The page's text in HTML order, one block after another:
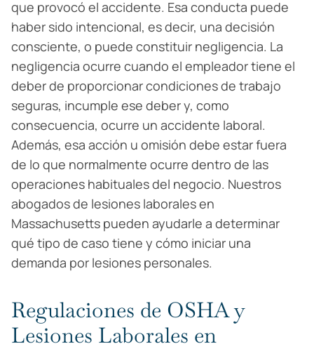
que provocó el accidente. Esa conducta puede
haber sido intencional, es decir, una decisión
consciente, o puede constituir negligencia. La
negligencia ocurre cuando el empleador tiene el
deber de proporcionar condiciones de trabajo
seguras, incumple ese deber y, como
consecuencia, ocurre un accidente laboral.
Además, esa acción u omisión debe estar fuera
de lo que normalmente ocurre dentro de las
operaciones habituales del negocio. Nuestros
abogados de lesiones laborales en
Massachusetts pueden ayudarle a determinar
qué tipo de caso tiene y cómo iniciar una
demanda por lesiones personales.
Regulaciones de OSHA y
Lesiones Laborales en